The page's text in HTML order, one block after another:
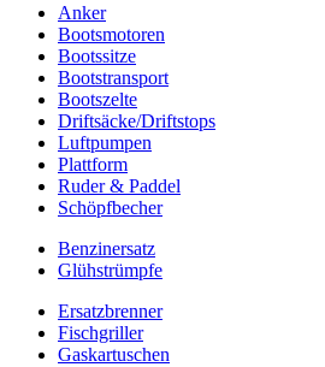
Anker
Bootsmotoren
Bootssitze
Bootstransport
Bootszelte
Driftsäcke/Driftstops
Luftpumpen
Plattform
Ruder & Paddel
Schöpfbecher
Benzinersatz
Glühstrümpfe
Ersatzbrenner
Fischgriller
Gaskartuschen